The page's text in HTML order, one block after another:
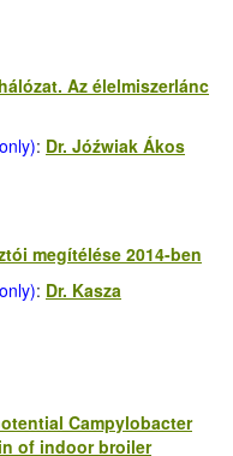
Az élelmiszerlánc
: Dr. Jóźwiak Ákos
megítélése 2014-ben
: Dr. Kasza
Campylobacter
of indoor broiler